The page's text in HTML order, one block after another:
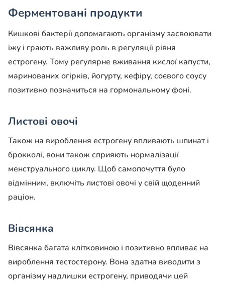
Ферментовані продукти
Кишкові бактерії допомагають організму засвоювати
їжу і грають важливу роль в регуляції рівня
естрогену. Тому регулярне вживання кислої капусти,
маринованих огірків, йогурту, кефіру, соєвого соусу
позитивно позначиться на гормональному фоні.
Листові овочі
Також на вироблення естрогену впливають шпинат і
брокколі, вони також сприяють нормалізації
менструального циклу. Щоб самопочуття було
відмінним, включіть листові овочі у свій щоденний
раціон.
Вівсянка
Вівсянка багата клітковиною і позитивно впливає на
вироблення тестостерону. Вона здатна виводити з
організму надлишки естрогену, приводячи цей